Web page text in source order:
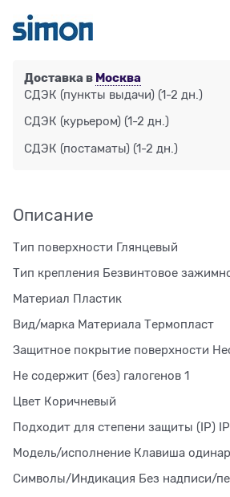
Доставка в Москва
СДЭК (пункты выдачи) (1-2 дн.)
СДЭК (курьером) (1-2 дн.)
СДЭК (постаматы) (1-2 дн.)
Описание
Тип поверхности Глянцевый
Тип крепления Безвинтовое
Материал Пластик
Вид/марка Материала Термопласт
Защитное покрытие поверхности
Не содержит (без) галогенов 1
Цвет Коричневый
Подходит для степени защиты (IP)
Модель/исполнение Клавиша
Символы/Индикация Без надписи/